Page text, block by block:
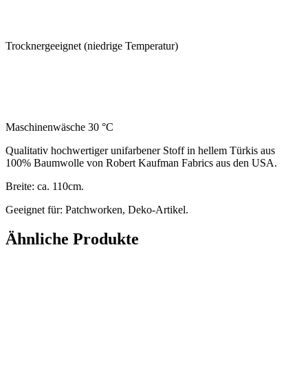
Trocknergeeignet (niedrige Temperatur)
Maschinenwäsche 30 °C
Qualitativ hochwertiger unifarbener Stoff in hellem Türkis aus
100% Baumwolle von Robert Kaufman Fabrics aus den USA.
Breite: ca. 110cm.
Geeignet für: Patchworken, Deko-Artikel.
Ähnliche Produkte